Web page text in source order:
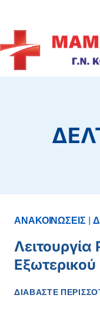
content
ΑΝΑΚΟΙΝΩΣΕΙΣ|
Λειτουργία
Εξωτερικού
ΔΙΑΒΑΣΤΕ